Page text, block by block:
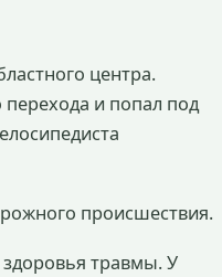
центра.
и попал под
происшествия.
травмы. У